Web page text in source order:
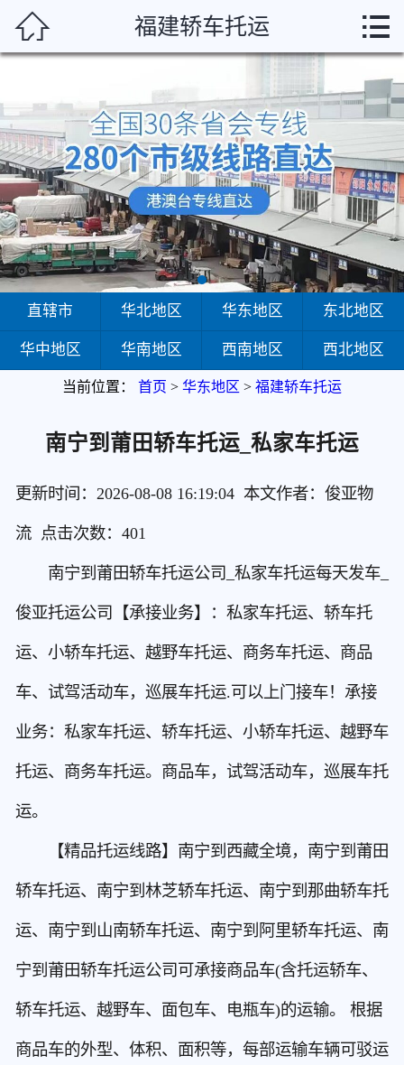
华北地区
华东地区
东北地区
华中地区
华南地区
西南地区
 福建轿车托运 
直辖市 华北地区 华东地区 东北地区
华中地区 华南地区 西南地区 西北地区
当前位置： 首页 > 华东地区 > 福建轿车托运
南宁到莆田轿车托运_私家车托运
更新时间：2026-08-08 16:19:04 本文作者：俊亚物
流 点击次数： 401
南宁到莆田轿车托运公司_私家车托运每天发车_
俊亚托运公司【承接业务】：私家车托运、轿车托
运、小轿车托运、越野车托运、商务车托运、商品
车、试驾活动车，巡展车托运.可以上门接车！承接
业务：私家车托运、轿车托运、小轿车托运、越野车
托运、商务车托运。商品车，试驾活动车，巡展车托
运。
【精品托运线路】南宁到西藏全境，南宁到莆田
轿车托运、南宁到林芝轿车托运、南宁到那曲轿车托
运、南宁到山南轿车托运、南宁到阿里轿车托运、南
宁到莆田轿车托运公司可承接商品车(含托运轿车、
轿车托运、越野车、面包车、电瓶车)的运输。 根据
商品车的外型、体积、面积等，每部运输车辆可驳运